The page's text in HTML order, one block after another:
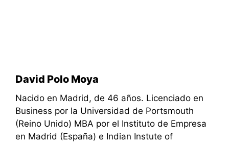
David Polo Moya
Nacido en Madrid, de 46 años. Licenciado en
Business por la Universidad de Portsmouth
(Reino Unido) MBA por el Instituto de Empresa
en Madrid (España) e Indian Instute of